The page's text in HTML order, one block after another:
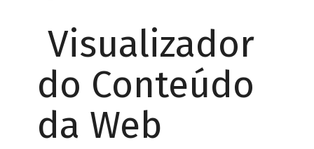
Visualizador
do Conteúdo
da Web